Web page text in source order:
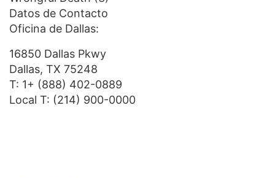
Datos de Contacto
Oficina de Dallas:
16850 Dallas Pkwy
Dallas, TX 75248
T: 1+ (888) 402-0889
Local T: (214) 900-0000